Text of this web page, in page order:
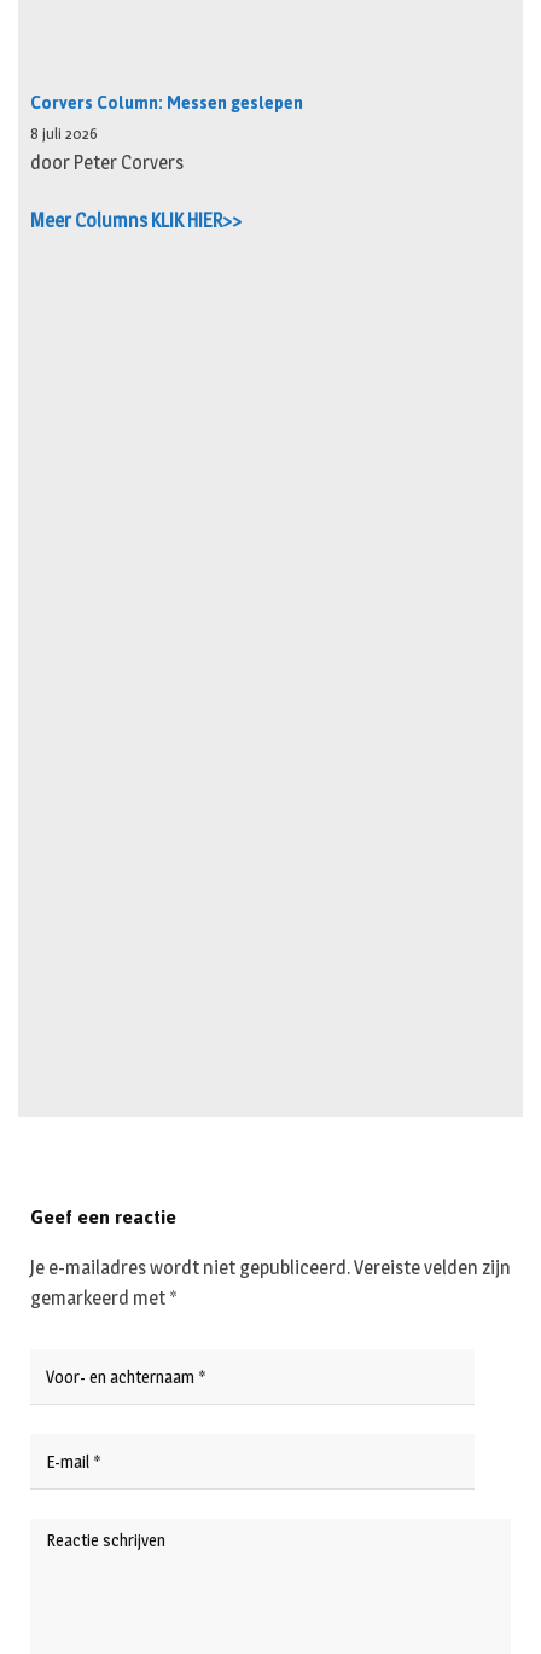
Corvers Column: Messen geslepen
8 juli 2026
door Peter Corvers
Meer Columns KLIK HIER>>
Geef een reactie
Je e-mailadres wordt niet gepubliceerd.Vereiste velden zijn
gemarkeerd met *